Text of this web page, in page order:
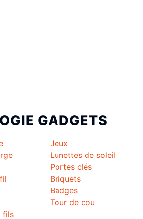
fils
GADGETS
Jeux
Lunettes de soleil
Portes clés
Briquets
Badges
Tour de cou